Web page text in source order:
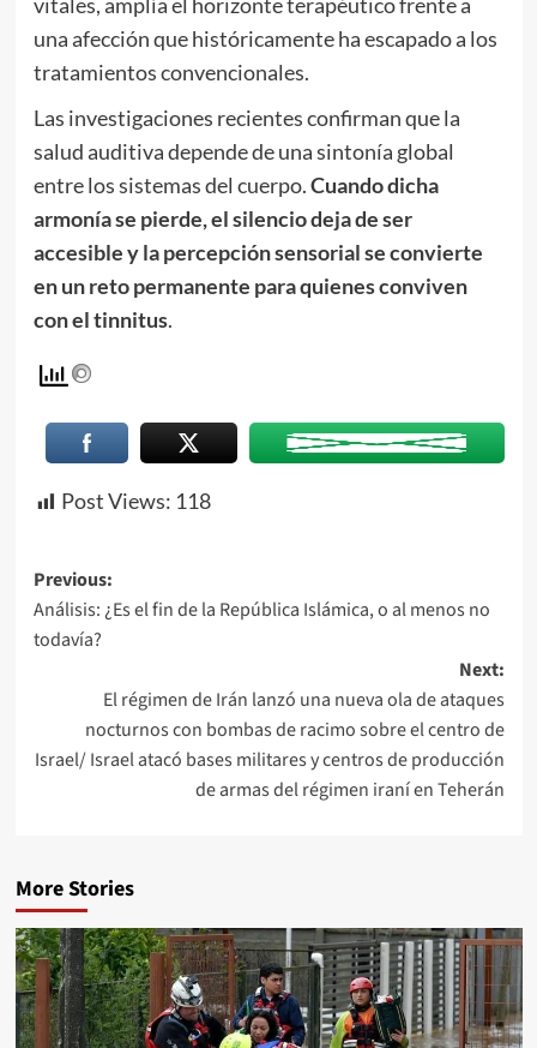
una afección que históricamente ha escapado a los
tratamientos convencionales.
Las investigaciones recientes confirman que la
salud auditiva depende de una sintonía global
entre los sistemas del cuerpo.Cuando dicha
armonía se pierde, el silencio deja de ser
accesible y la percepción sensorial se convierte
en un reto permanente para quienes conviven
con el tinnitus.
Post Views: 118
Previous:
Análisis: ¿Es el fin de la República Islámica, o al menos no
todavía?
Next:
El régimen de Irán lanzó una nueva ola de ataques
nocturnos con bombas de racimo sobre el centro de
Israel/ Israel atacó bases militares y centros de producción
de armas del régimen iraní en Teherán
More Stories